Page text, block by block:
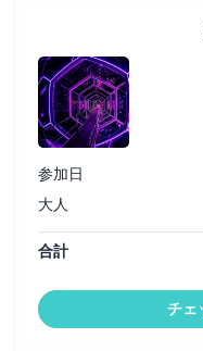
キャンセルポリシー
参加日
大人
合計
チェ